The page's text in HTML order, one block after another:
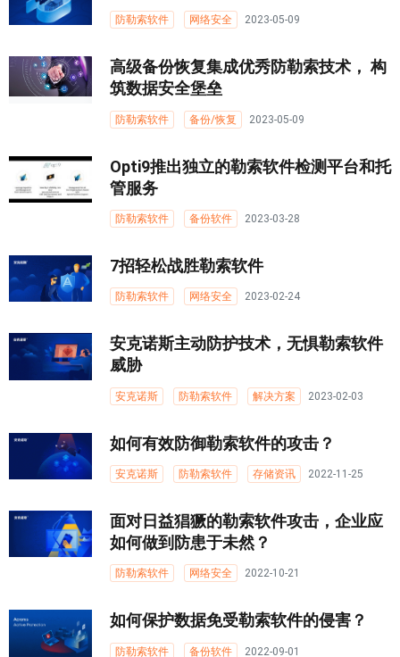
防勒索软件 网络安全 2023-05-09
高级备份恢复集成优秀防勒索技术， 构
筑数据安全堡垒
防勒索软件 备份/恢复 2023-05-09
Opti9推出独立的勒索软件检测平台和托
管服务
防勒索软件 备份软件 2023-03-28
7招轻松战胜勒索软件
防勒索软件 网络安全 2023-02-24
安克诺斯主动防护技术，无惧勒索软件
威胁
安克诺斯 防勒索软件 解决方案 2023-02-03
如何有效防御勒索软件的攻击？
安克诺斯 防勒索软件 存储资讯 2022-11-25
面对日益猖獗的勒索软件攻击，企业应
如何做到防患于未然？
防勒索软件 网络安全 2022-10-21
如何保护数据免受勒索软件的侵害？
防勒索软件 备份软件 2022-09-01